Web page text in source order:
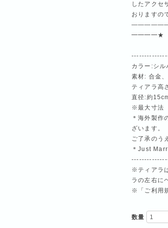
したアクセ
おりますの
━━━━★
カラー:シル
素材: 合金
ティアラ高
直径:約
※最大寸法
＊海外製作
ざいます。
ご了承のう
＊Just
※ティアラ
ラの左右に
※「ご利用
数量